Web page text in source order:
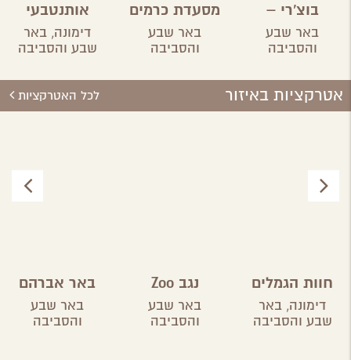
בוצ'רי –
אחוזת הבשר
באר שבע
והסביבה
מסעדת כרמים
באר שבע
והסביבה
אותנטבעי
דימונה, באר
שבע והסביבה
אטרקציות באיזור לכל האטרקציות
חוות הגמלים
בנגב
דימונה, באר
שבע והסביבה
נגב Zoo
באר שבע
והסביבה
באר אברהם
באר שבע
והסביבה